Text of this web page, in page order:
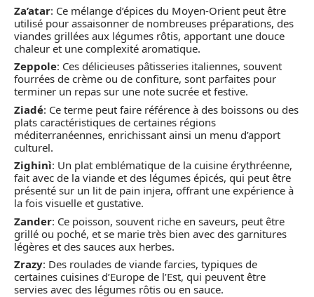
Za’atar: Ce mélange d’épices du Moyen-Orient peut être
utilisé pour assaisonner de nombreuses préparations, des
viandes grillées aux légumes rôtis, apportant une douce
chaleur et une complexité aromatique.
Zeppole: Ces délicieuses pâtisseries italiennes, souvent
fourrées de crème ou de confiture, sont parfaites pour
terminer un repas sur une note sucrée et festive.
Ziadé: Ce terme peut faire référence à des boissons ou des
plats caractéristiques de certaines régions
méditerranéennes, enrichissant ainsi un menu d’apport
culturel.
Zighinì: Un plat emblématique de la cuisine érythréenne,
fait avec de la viande et des légumes épicés, qui peut être
présenté sur un lit de pain injera, offrant une expérience à
la fois visuelle et gustative.
Zander: Ce poisson, souvent riche en saveurs, peut être
grillé ou poché, et se marie très bien avec des garnitures
légères et des sauces aux herbes.
Zrazy: Des roulades de viande farcies, typiques de
certaines cuisines d’Europe de l’Est, qui peuvent être
servies avec des légumes rôtis ou en sauce.